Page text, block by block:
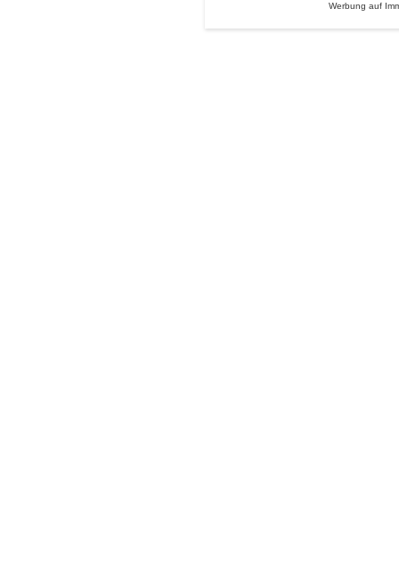
Werbung auf